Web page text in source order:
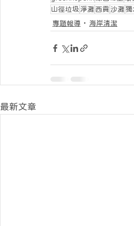
山徑垃圾 淨灘 西貢 沙灘 獨
專題報導
海岸清潔
最新文章